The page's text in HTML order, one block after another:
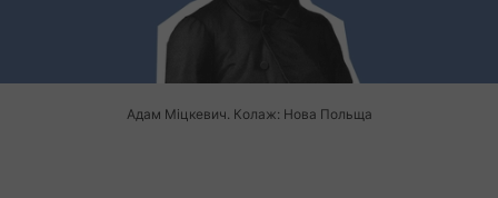
Адам Міцкевич. Колаж: Нова Польща